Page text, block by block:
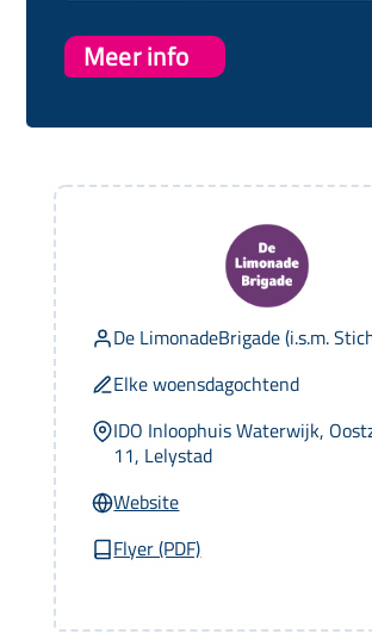
Meer info
De LimonadeBrigade (i.s.m.
Elke woensdagochtend
IDO Inloophuis Waterwijk,
11, Lelystad
Website
Flyer (PDF)